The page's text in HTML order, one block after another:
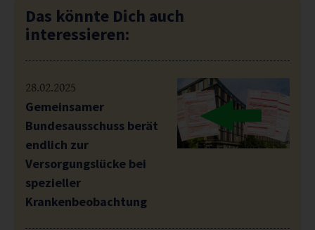
Das könnte Dich auch
interessieren:
28.02.2025
Gemeinsamer
Bundesausschuss berät
endlich zur
Versorgungslücke bei
spezieller
Krankenbeobachtung